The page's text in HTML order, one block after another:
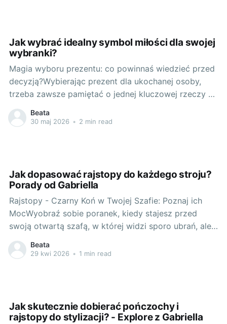
Jak wybrać idealny symbol miłości dla swojej
wybranki?
Magia wyboru prezentu: co powinnaś wiedzieć przed
decyzją?Wybierając prezent dla ukochanej osoby,
trzeba zawsze pamiętać o jednej kluczowej rzeczy -
o znaczeniu symboli miłości. To one skrywają w sobie
emocje, uczucia i drzemiącą pasję, którą chcesz
Beata
30 maj 2026 • 2 min read
Jak dopasować rajstopy do każdego stroju?
Porady od Gabriella
Rajstopy - Czarny Koń w Twojej Szafie: Poznaj ich
MocWyobraź sobie poranek, kiedy stajesz przed
swoją otwartą szafą, w której widzi sporo ubrań, ale
nie możesz znaleźć stosownej stylizacji na dzisiejszy
dzień. W tym wszystkim jest jedno ubranie, które
Beata
29 kwi 2026 • 1 min read
Jak skutecznie dobierać pończochy i
rajstopy do stylizacji? - Explore z Gabriella